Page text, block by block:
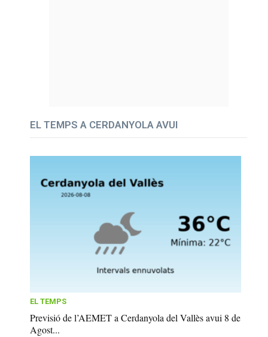
EL TEMPS A CERDANYOLA AVUI
EL TEMPS
Previsió de l’AEMET a Cerdanyola del Vallès avui 8 de
Agost...